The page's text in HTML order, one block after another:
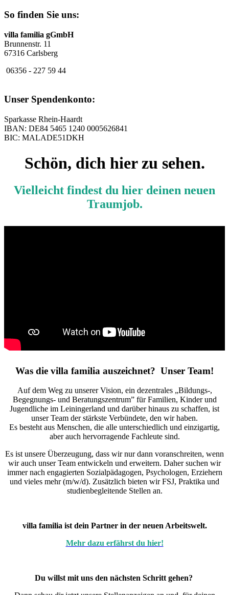
So finden Sie uns:
villa familia gGmbH
Brunnenstr. 11
67316 Carlsberg
06356 - 227 59 44
Unser Spendenkonto:
Sparkasse Rhein-Haardt
IBAN: DE84 5465 1240 0005626841
BIC: MALADE51DKH
Schön, dich hier zu sehen.
Vielleicht findest du hier deinen neuen
Traumjob.
Was die villa familia auszeichnet? Unser Team!
Auf dem Weg zu unserer Vision, ein dezentrales „Bildungs-,
Begegnungs- und Beratungszentrum” für Familien, Kinder und
Jugendliche im Leiningerland und darüber hinaus zu schaffen, ist
unser Team der stärkste Verbündete, den wir haben.
Es besteht aus Menschen, die alle unterschiedlich und einzigartig,
aber auch hervorragende Fachleute sind.
Es ist unsere Überzeugung, dass wir nur dann voranschreiten, wenn
wir auch unser Team entwickeln und erweitern. Daher suchen wir
immer nach engagierten Sozialpädagogen, Psychologen, Erziehern
und vieles mehr (m/w/d). Zusätzlich bieten wir FSJ, Praktika und
studienbegleitende Stellen an.
villa familia ist dein Partner in der neuen Arbeitswelt.
Mehr dazu erfährst du hier!
Du willst mit uns den nächsten Schritt gehen?